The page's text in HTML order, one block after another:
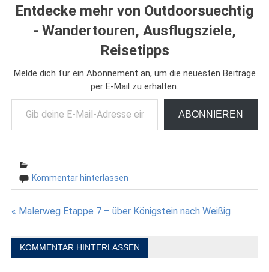
Entdecke mehr von Outdoorsuechtig
- Wandertouren, Ausflugsziele,
Reisetipps
Melde dich für ein Abonnement an, um die neuesten Beiträge
per E-Mail zu erhalten.
Gib deine E-Mail-Adresse ein ...
ABONNIEREN
Kommentar hinterlassen
Beitragsnavigation
« Malerweg Etappe 7 – über Königstein nach Weißig
KOMMENTAR HINTERLASSEN